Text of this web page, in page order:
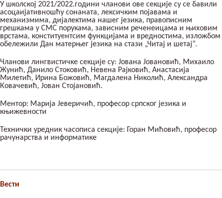
У школској 2021/2022.години чланови ове секције су се бавили
асоцаијативношћу сонаната, лексичким појавама и
механизмима, дијалектима нашег језика, правописним
грешкама у СМС порукама, зависним реченеицама и њиховим
врстама, конституентсим функцијама и вредностима, изложбом
обележили Дан матерњег језика на стази „Читај и шетај“.
Чланови лингвистичке секције су: Јована Јовановић, Михаило
Жунић, Данило Стоковић, Невена Рајковић, Анастасија
Милетић, Ирина Божовић, Магдалена Николић, Александра
Ковачевић, Јован Стојановић.
Ментор: Марија Јеверичић, професор српског језика и
књижевности
Технички уредник часописа секције: Горан Мићовић, професор
рачунарства и информатике
Вести